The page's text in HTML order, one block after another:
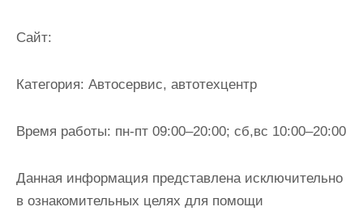
Cайт:
Категория: Автосервис, автотехцентр
Время работы: пн-пт 09:00–20:00; сб,вс 10:00–20:00
Данная информация представлена исключительно
в ознакомительных целях для помощи